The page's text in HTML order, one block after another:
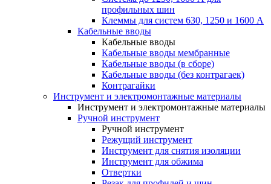
профильных шин
Клеммы для систем 630, 1250 и 1600 А
Кабельные вводы
Кабельные вводы
Кабельные вводы мембранные
Кабельные вводы (в сборе)
Кабельные вводы (без контрагаек)
Контрагайки
Инструмент и электромонтажные материалы
Инструмент и электромонтажные материалы
Ручной инструмент
Ручной инструмент
Режущий инструмент
Инструмент для снятия изоляции
Инструмент для обжима
Отвертки